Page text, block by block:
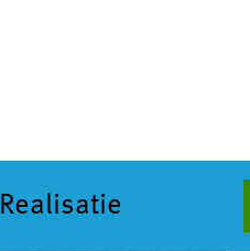
Realisatie